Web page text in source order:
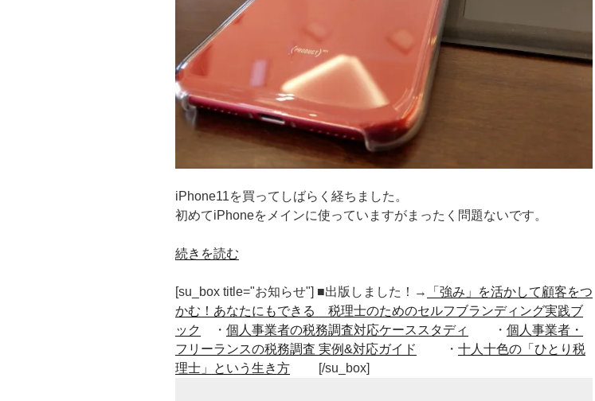
iPhone11を買ってしばらく経ちました。
初めてiPhoneをメインに使っていますがまったく問題ないです。
“初
て
iPhone
を
メ
イ
続きを読む
[su_box title="お知らせ"] ■出版しました！→
「強み」を活かして顧客をつ
かむ！あなたにもできる 税理士のためのセルフブランディング実践ブ
ック
・ 個人事業者の税務調査対応ケーススタディ ・ 個人事業者・
フリーランスの税務調査 実例&対応ガイド
・ 十人十色の「ひとり税
理士」という生き方 [/su_box]